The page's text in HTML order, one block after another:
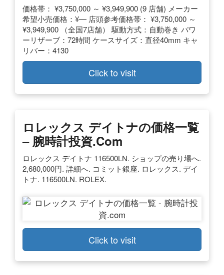
価格帯： ¥3,750,000 ～ ¥3,949,900 (9 店舗) メーカー
希望小売価格：¥― 店頭参考価格帯： ¥3,750,000 ～
¥3,949,900 （全国7店舗） 駆動方式：自動巻き パワ
ーリザーブ：72時間 ケースサイズ：直径40mm キャ
リバー：4130
Click to visit
ロレックス デイトナの価格一覧
– 腕時計投資.com
ロレックス デイトナ 116500LN. ショップの売り場へ.
2,680,000円. 詳細へ. コミット銀座. ロレックス. デイ
トナ. 116500LN. ROLEX.
Click to visit